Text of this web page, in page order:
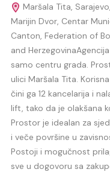
Maršala Tita,
Marijin Dvor, Centar
Canton, Federation of
and
samo centru grada.
ulici Maršala Tita.
čini ga 12 kancelarija i
lift, tako da je olakšana
Prostor je idealan za
i veče površine u
Postoji i mogučnost
sve u dogovoru sa